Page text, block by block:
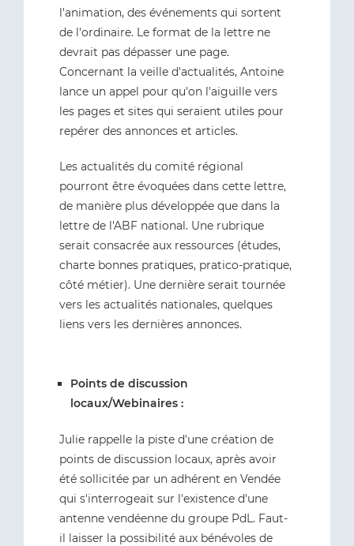
l'animation, des événements qui sortent
de l'ordinaire. Le format de la lettre ne
devrait pas dépasser une page.
Concernant la veille d'actualités, Antoine
lance un appel pour qu'on l'aiguille vers
les pages et sites qui seraient utiles pour
repérer des annonces et articles.
Les actualités du comité régional
pourront être évoquées dans cette lettre,
de manière plus développée que dans la
lettre de l'ABF national. Une rubrique
serait consacrée aux ressources (études,
charte bonnes pratiques, pratico-pratique,
côté métier). Une dernière serait tournée
vers les actualités nationales, quelques
liens vers les dernières annonces.
Points de discussion
locaux/Webinaires :
Julie rappelle la piste d'une création de
points de discussion locaux, après avoir
été sollicitée par un adhérent en Vendée
qui s'interrogeait sur l'existence d'une
antenne vendéenne du groupe PdL. Faut-
il laisser la possibilité aux bénévoles de